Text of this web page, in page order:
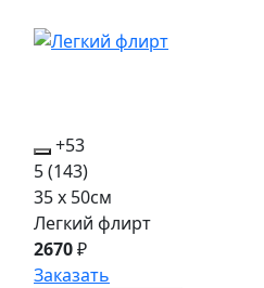
+53
5(143)
35 x 50см
Легкий флирт
2670₽
Заказать